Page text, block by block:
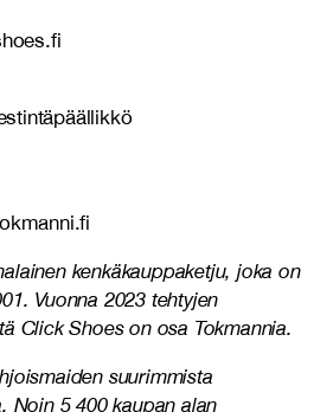
kenkäkauppaketju, joka on
Vuonna 2023 tehtyjen
Click Shoes on osa Tokmannia.
suurimmista
Noin 5 400 kaupan alan